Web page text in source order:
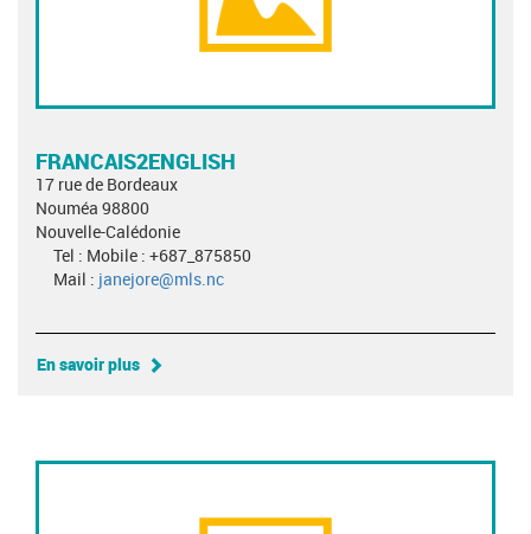
FRANCAIS2ENGLISH
17 rue de Bordeaux
Nouméa 98800
Nouvelle-Calédonie
Tel : Mobile : +687_875850
Mail : janejore@mls.nc
En savoir plus